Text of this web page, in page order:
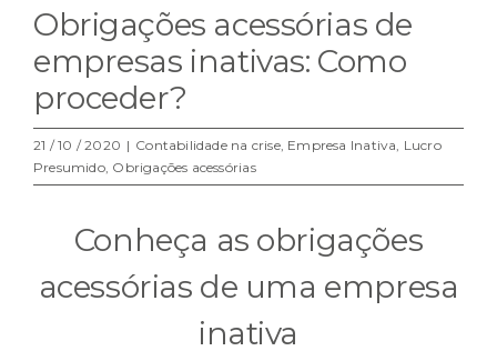
Obrigações acessórias de
empresas inativas: Como
proceder?
21 / 10 / 2020 | Contabilidade na crise, Empresa Inativa, Lucro
Presumido, Obrigações acessórias
Conheça as obrigações
acessórias de uma empresa
inativa